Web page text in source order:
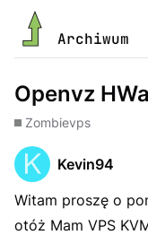
Archiwum
Openvz
Zombievps
Kevin94
Witam proszę o
otóż Mam VPS